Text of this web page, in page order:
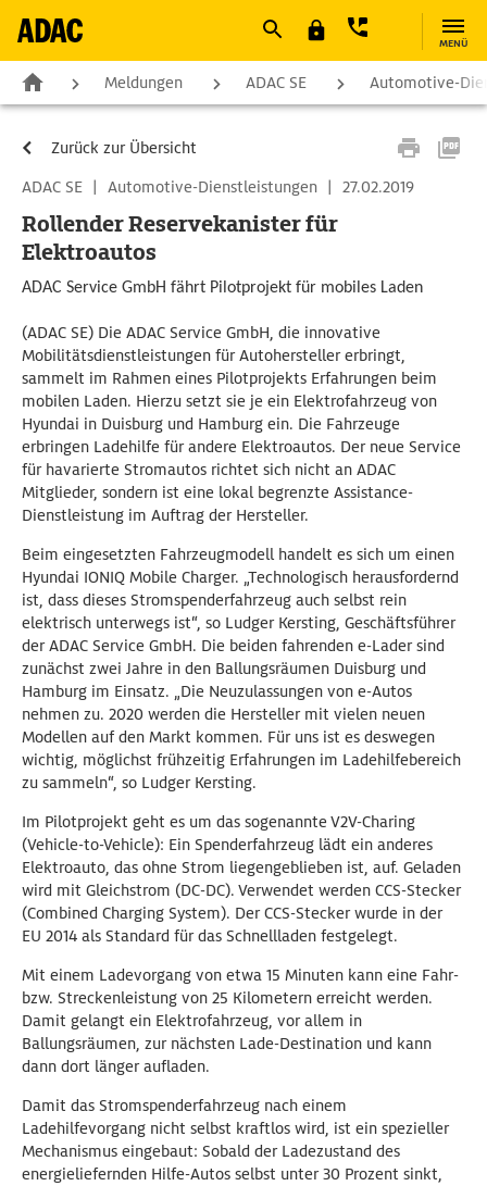
MENÜ
Meldungen ADAC SE Automotive-
Zurück zur Übersicht
ADAC SE | Automotive-Dienstleistungen | 27.02.2019
Rollender Reservekanister für
Elektroautos
ADAC Service GmbH fährt Pilotprojekt für mobiles Laden
(ADAC SE) Die ADAC Service GmbH, die innovative
Mobilitätsdienstleistungen für Autohersteller erbringt,
sammelt im Rahmen eines Pilotprojekts Erfahrungen beim
mobilen Laden. Hierzu setzt sie je ein Elektrofahrzeug von
Hyundai in Duisburg und Hamburg ein. Die Fahrzeuge
erbringen Ladehilfe für andere Elektroautos. Der neue Service
für havarierte Stromautos richtet sich nicht an ADAC
Mitglieder, sondern ist eine lokal begrenzte Assistance-
Dienstleistung im Auftrag der Hersteller.
Beim eingesetzten Fahrzeugmodell handelt es sich um einen
Hyundai IONIQ Mobile Charger. „Technologisch herausfordernd
ist, dass dieses Stromspenderfahrzeug auch selbst rein
elektrisch unterwegs ist“, so Ludger Kersting, Geschäftsführer
der ADAC Service GmbH. Die beiden fahrenden e-Lader sind
zunächst zwei Jahre in den Ballungsräumen Duisburg und
Hamburg im Einsatz. „Die Neuzulassungen von e-Autos
nehmen zu. 2020 werden die Hersteller mit vielen neuen
Modellen auf den Markt kommen. Für uns ist es deswegen
wichtig, möglichst frühzeitig Erfahrungen im Ladehilfebereich
zu sammeln“, so Ludger Kersting.
Im Pilotprojekt geht es um das sogenannte V2V-Charing
(Vehicle-to-Vehicle): Ein Spenderfahrzeug lädt ein anderes
Elektroauto, das ohne Strom liegengeblieben ist, auf. Geladen
wird mit Gleichstrom (DC-DC). Verwendet werden CCS-Stecker
(Combined Charging System). Der CCS-Stecker wurde in der
EU 2014 als Standard für das Schnellladen festgelegt.
Mit einem Ladevorgang von etwa 15 Minuten kann eine Fahr-
bzw. Streckenleistung von 25 Kilometern erreicht werden.
Damit gelangt ein Elektrofahrzeug, vor allem in
Ballungsräumen, zur nächsten Lade-Destination und kann
dann dort länger aufladen.
Damit das Stromspenderfahrzeug nach einem
Ladehilfevorgang nicht selbst kraftlos wird, ist ein spezieller
Mechanismus eingebaut: Sobald der Ladezustand des
energieliefernden Hilfe-Autos selbst unter 30 Prozent sinkt,